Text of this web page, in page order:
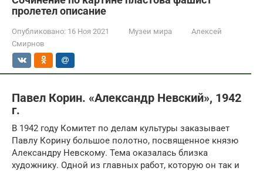
пролетел описание
Опубликовано: 16 Ноя 2021 Музеи мира
Алексей
Смирнов
Павел Корин. «Александр Невский», 1942
г.
В 1942 году Комитет по делам культуры заказывает
Павлу Корину большое полотно, посвященное князю
Александру Невскому. Тема оказалась близка
художнику. Одной из главных работ, которую он так и